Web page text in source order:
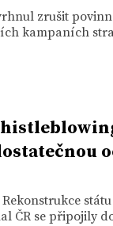
zrušit
kampaních
ČR se připojily